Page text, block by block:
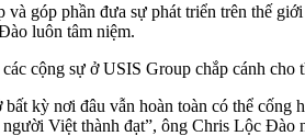
và góp phần đưa sự phát triển trên thế
luôn tâm niệm.
cộng sự ở USIS Group chắp cánh
kỳ nơi đâu vẫn hoàn toàn có thể
Việt thành đạt”, ông Chris Lộc Đào